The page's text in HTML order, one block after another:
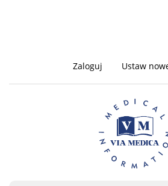
Zaloguj (aktywna
Ustaw